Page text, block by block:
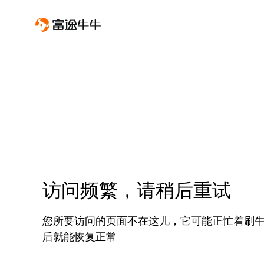
访问频繁，请稍后重试
您所要访问的页面不在这儿，它可能正忙着刷
后就能恢复正常